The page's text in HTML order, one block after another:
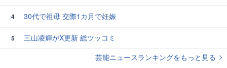
4 30代で祖母 交際1カ月で妊娠
5
三山凌輝がX更新 総ツッコミ
芸能ニュースランキングをもっと見る